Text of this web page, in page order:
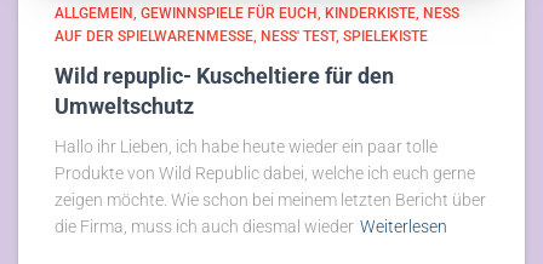
ALLGEMEIN GEWINNSPIELE FÜR EUCH KINDERKISTE NESS
AUF DER SPIELWARENMESSE NESS' TEST SPIELEKISTE
Wild repuplic- Kuscheltiere für den
Umweltschutz
Hallo ihr Lieben, ich habe heute wieder ein paar tolle
Produkte von Wild Republic dabei, welche ich euch gerne
zeigen möchte. Wie schon bei meinem letzten Bericht über
die Firma, muss ich auch diesmal wieder Weiterlesen